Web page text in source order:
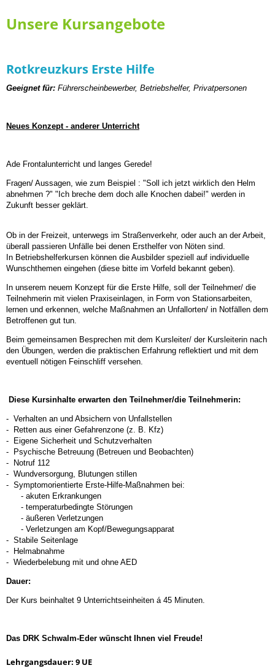
Unsere Kursangebote
Rotkreuzkurs Erste Hilfe
Geeignetfür: Führerscheinbewerber, Betriebshelfer, Privatpersonen
Neues Konzept - anderer Unterricht
Ade Frontalunterricht und langes Gerede!
Fragen/ Aussagen, wie zum Beispiel : "Soll ich jetzt wirklich den Helm
abnehmen ?" "Ich breche dem doch alle Knochen dabei!" werden in
Zukunft besser geklärt.
Ob in der Freizeit, unterwegs im Straßenverkehr, oder auch an der Arbeit,
überall passieren Unfälle bei denen Ersthelfer von Nöten sind.
In Betriebshelferkursen können die Ausbilder speziell auf individuelle
Wunschthemen eingehen (diese bitte im Vorfeld bekannt geben).
In unserem neuem Konzept für die Erste Hilfe, soll der Teilnehmer/ die
Teilnehmerin mit vielen Praxiseinlagen, in Form von Stationsarbeiten,
lernen und erkennen, welche Maßnahmen an Unfallorten/ in Notfällen dem
Betroffenen gut tun.
Beim gemeinsamen Besprechen mit dem Kursleiter/ der Kursleiterin nach
den Übungen, werden die praktischen Erfahrung reflektiert und mit dem
eventuell nötigen Feinschliff versehen.
Diese Kursinhalte erwarten den Teilnehmer/die Teilnehmerin:
- Verhalten an und Absichern von Unfallstellen
- Retten aus einer Gefahrenzone (z. B. Kfz)
- Eigene Sicherheit und Schutzverhalten
- Psychische Betreuung (Betreuen und Beobachten)
- Notruf 112
- Wundversorgung, Blutungen stillen
- Symptomorientierte Erste-Hilfe-Maßnahmen bei:
- akuten Erkrankungen
- temperaturbedingte Störungen
- äußeren Verletzungen
- Verletzungen am Kopf/Bewegungsapparat
- Stabile Seitenlage
- Helmabnahme
- Wiederbelebung mit und ohne AED
Dauer:
Der Kurs beinhaltet 9 Unterrichtseinheiten á 45 Minuten.
Das DRK Schwalm-Eder wünscht Ihnen viel Freude!
Lehrgangsdauer: 9 UE